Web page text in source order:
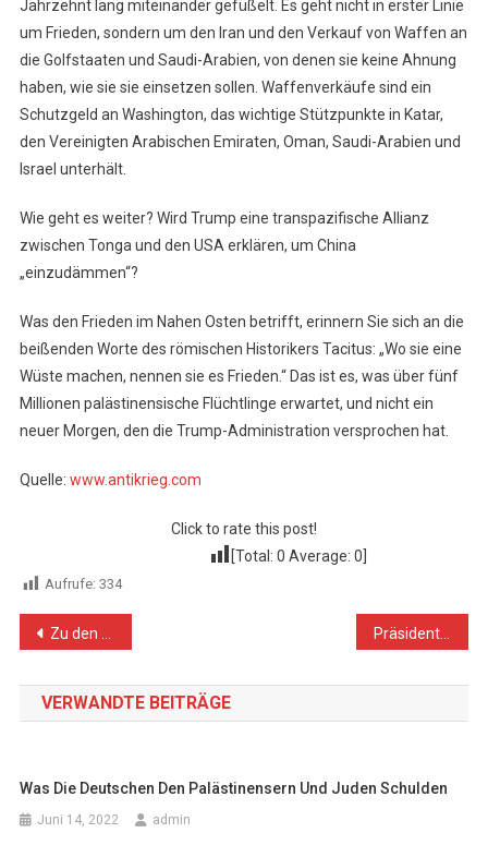
Jahrzehnt lang miteinander gefüßelt. Es geht nicht in erster Linie
um Frieden, sondern um den Iran und den Verkauf von Waffen an
die Golfstaaten und Saudi-Arabien, von denen sie keine Ahnung
haben, wie sie sie einsetzen sollen. Waffenverkäufe sind ein
Schutzgeld an Washington, das wichtige Stützpunkte in Katar,
den Vereinigten Arabischen Emiraten, Oman, Saudi-Arabien und
Israel unterhält.
Wie geht es weiter? Wird Trump eine transpazifische Allianz
zwischen Tonga und den USA erklären, um China
„einzudämmen“?
Was den Frieden im Nahen Osten betrifft, erinnern Sie sich an die
beißenden Worte des römischen Historikers Tacitus: „Wo sie eine
Wüste machen, nennen sie es Frieden.“ Das ist es, was über fünf
Millionen palästinensische Flüchtlinge erwartet, und nicht ein
neuer Morgen, den die Trump-Administration versprochen hat.
Quelle: www.antikrieg.com
Click to rate this post!
[Total: 0 Average: 0
Aufrufe: 334
Beitragsnavigation
Zu den Abkommen zwischen Israel, Bahrain und VAE Präsident Abbas im engen Austausch mit Bundespräsident Steinmeier
VERWANDTE BEITRÄGE
Was Die Deutschen Den Palästinensern Und Juden Schulden
Juni 14, 2022 admin